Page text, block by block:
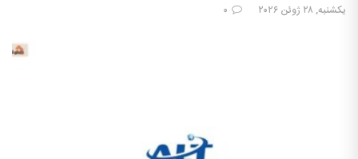
یکشنبه, ۲۸ ژوئن ۲۰۲۶ ۰